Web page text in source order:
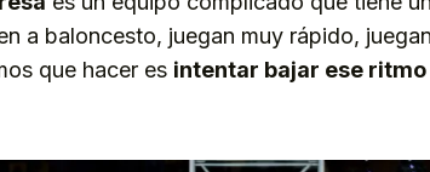
a baloncesto, juegan muy rápido,
que hacer es intentar bajar ese ritmo